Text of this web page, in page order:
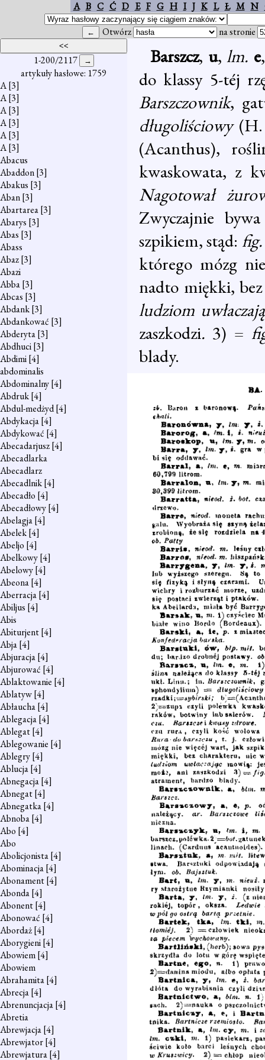
A B C Ć D E F G H I J K L Ł M N
Otwórz na stronie
1-200/2117
artykuły hasłowe: 1759
A[3]
A[3]
A[3]
A[3]
A[3]
A[3]
Abacus
Abaddon[3]
Abakus [3]
Aban[3]
Abartarea[3]
Abarys [3]
Abas [3]
Abass
Abaz[3]
Abazi
Abba[3]
Abcas [3]
Abdank[3]
Abdankować [3]
Abderyta[3]
Abdhuci[3]
Abdimi[4]
abdominalis
Abdominalny[4]
Abdruk[4]
Abdul-medżyd[4]
Abdykacja[4]
Abdykować [4]
Abecadarjusz[4]
Abecadlarka
Abecadlarz
Abecadlnik[4]
Abecadło [4]
Abecadłowy[4]
Abelagja[4]
Abelek[4]
Abeljo [4]
Abelkowy[4]
Abelowy[4]
Abeona[4]
Aberracja[4]
Abiljus [4]
Abis
Abiturjent[4]
Abja[4]
Abjuracja[4]
Abjurować [4]
Ablaktowanie [4]
Ablatyw[4]
Abłaucha[4]
Ablegacja[4]
Ablegat[4]
Ablegowanie [4]
Ablegry[4]
Ablucja[4]
Abnegacja[4]
Abnegat[4]
Abnegatka[4]
Abnoba[4]
Abo [4]
Abo
Abolicjonista[4]
Abominacja[4]
Abonament[4]
Abonda[4]
Abonent[4]
Abonować [4]
Abordaż[4]
Aborygieni[4]
Abowiem[4]
Abowiem
Abrahamita[4]
Abrecja[4]
Abrenuncjacja[4]
Abretia
Abrewjacja[4]
Abrewjator[4]
Abrewjatura[4]
Barszcz, u,lm. e
do klassy 5-téj
Barszczownik,
długoliściowy
(Acanthus),
kwaskowata, z
Nagotował
Zwyczajnie
szpikiem, stąd:
którego mózg
nadto miękki,
ludziom
zaszkodzi. 3) =
blady.